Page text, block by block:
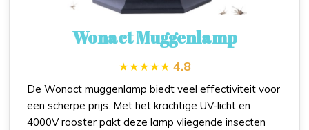
Wonact Muggenlamp
4.8
De Wonact muggenlamp biedt veel effectiviteit voor
een scherpe prijs. Met het krachtige UV-licht en
4000V rooster pakt deze lamp vliegende insecten